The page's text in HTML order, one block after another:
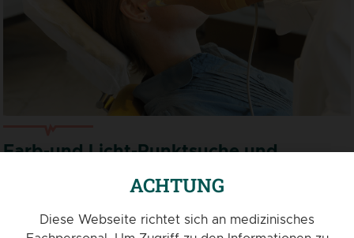
Farb-und Licht-Punktsuche und
Mehr als 150 Filter oder Farbscheiben, die mit den innovativen
Punktsuch- und Lichtstimulationsgeräten gekoppelt werden
ACHTUNG
Diese Webseite richtet sich an medizinisches